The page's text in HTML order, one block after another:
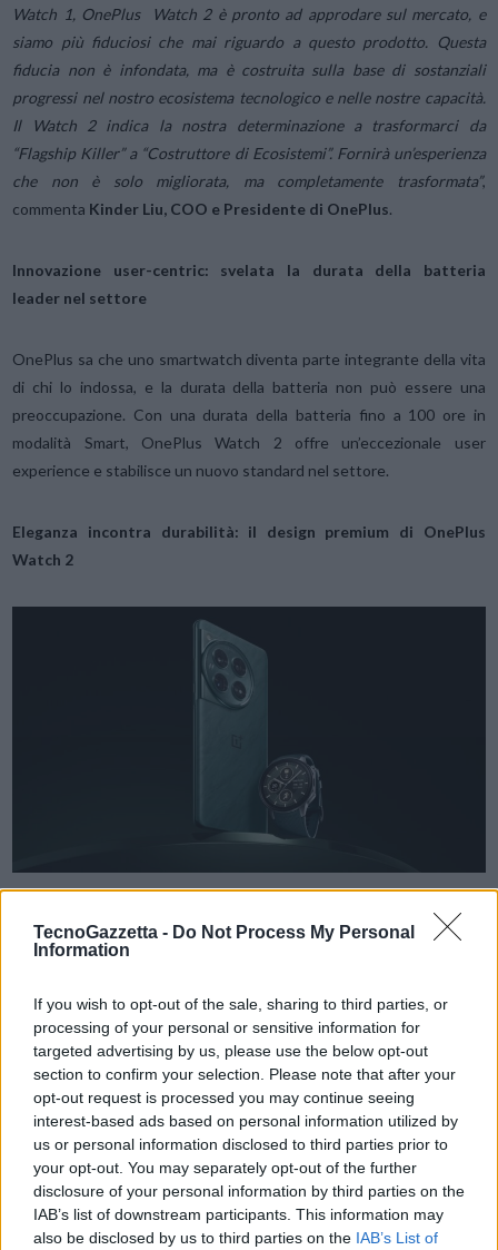
TecnoGazzetta - Do Not Process My Personal
Information
If you wish to opt-out of the sale, sharing to third parties, or
processing of your personal or sensitive information for
targeted advertising by us, please use the below opt-out
section to confirm your selection. Please note that after your
opt-out request is processed you may continue seeing
interest-based ads based on personal information utilized by
us or personal information disclosed to third parties prior to
your opt-out. You may separately opt-out of the further
disclosure of your personal information by third parties on the
IAB’s list of downstream participants. This information may
also be disclosed by us to third parties on the IAB’s List of
Watch 1, OnePlus Watch 2 è pronto ad approdare sul mercato, e
siamo più fiduciosi che mai riguardo a questo prodotto. Questa
fiducia non è infondata, ma è costruita sulla base di sostanziali
progressi nel nostro ecosistema tecnologico e nelle nostre capacità.
Il Watch 2 indica la nostra determinazione a trasformarci da
“Flagship Killer” a “Costruttore di Ecosistemi”. Fornirà un’esperienza
che non è solo migliorata, ma completamente trasformata”,
commenta Kinder Liu, COO e Presidente di OnePlus.
Innovazione user-centric: svelata la durata della batteria
leader nel settore
OnePlus sa che uno smartwatch diventa parte integrante della vita
di chi lo indossa, e la durata della batteria non può essere una
preoccupazione. Con una durata della batteria fino a 100 ore in
modalità Smart, OnePlus Watch 2 offre un’eccezionale user
experience e stabilisce un nuovo standard nel settore.
Eleganza incontra durabilità: il design premium di OnePlus
Watch 2
OnePlus Watch 2 non è solo smart, è sofisticato. Progettato con
precisione, presenta una scocca in acciaio inossidabile e un
che resilienza contro le prove della vita quotidiana.
Ispirandosi alle distintive curve a forma di K della serie OnePlus 12,
OnePlus Watch 2 presenta un quadrante rotondo che richiama la
decorazione della fotocamera della serie, rendendolo il compagno
perfetto per la serie OnePlus 12. Il Watch 2 è disponibile in due
accattivanti colorazioni: Black Steel e Radiant Steel. È un pezzo
statement che rappresenta il lusso sobrio.